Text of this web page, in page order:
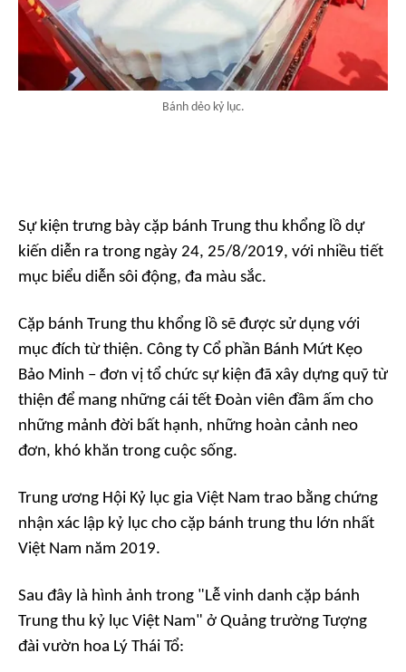
Bánh dẻo kỷ lục.
Sự kiện trưng bày cặp bánh Trung thu khổng lồ dự
kiến diễn ra trong ngày 24, 25/8/2019, với nhiều tiết
mục biểu diễn sôi động, đa màu sắc.
Cặp bánh Trung thu khổng lồ sẽ được sử dụng với
mục đích từ thiện. Công ty Cổ phần Bánh Mứt Kẹo
Bảo Minh – đơn vị tổ chức sự kiện đã xây dựng quỹ từ
thiện để mang những cái tết Đoàn viên đầm ấm cho
những mảnh đời bất hạnh, những hoàn cảnh neo
đơn, khó khăn trong cuộc sống.
Trung ương Hội Kỷ lục gia Việt Nam trao bằng chứng
nhận xác lập kỷ lục cho cặp bánh trung thu lớn nhất
Việt Nam năm 2019.
Sau đây là hình ảnh trong "Lễ vinh danh cặp bánh
Trung thu kỷ lục Việt Nam" ở Quảng trường Tượng
đài vườn hoa Lý Thái Tổ: